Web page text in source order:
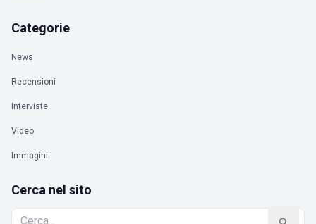
Categorie
News
Recensioni
Interviste
Video
Immagini
Cerca nel sito